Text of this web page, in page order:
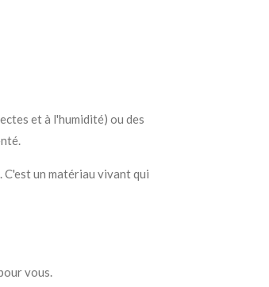
et à l'humidité) ou des
un matériau vivant qui
vous.